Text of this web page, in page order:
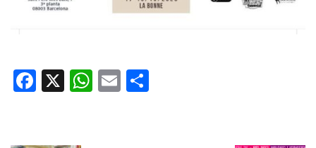
Facebook
X WhatsApp
Email